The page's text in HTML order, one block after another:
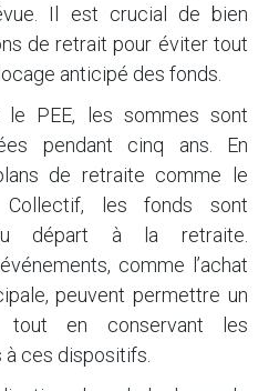
Il est crucial de bien
de retrait pour éviter tout
anticipé des fonds.
PEE, les sommes sont
pendant cinq ans. En
de retraite comme le
les fonds sont
départ à la retraite.
comme l’achat
peuvent permettre un
tout en conservant les
ces dispositifs.